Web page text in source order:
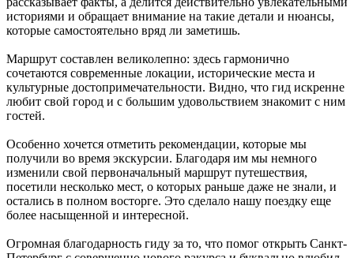
историями и обращает внимание на такие детали и нюансы,
которые самостоятельно вряд ли заметишь.
Маршрут составлен великолепно: здесь гармонично
сочетаются современные локации, исторические места и
культурные достопримечательности. Видно, что гид искренне
любит свой город и с большим удовольствием знакомит с ним
гостей.
Особенно хочется отметить рекомендации, которые мы
получили во время экскурсии. Благодаря им мы немного
изменили свой первоначальный маршрут путешествия,
посетили несколько мест, о которых раньше даже не знали, и
остались в полном восторге. Это сделало нашу поездку еще
более насыщенной и интересной.
Огромная благодарность гиду за то, что помог открыть Санкт-